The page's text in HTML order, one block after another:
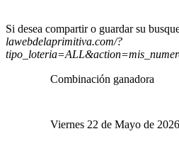
Si desea compartir o guardar su
lawebdelaprimitiva.com/?
Combinación ganadora
Viernes 22 de Mayo de 2026